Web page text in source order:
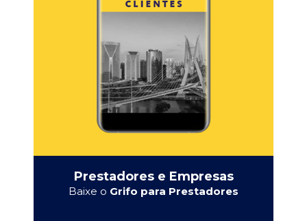
Prestadores e Empresas
Baixe o Grifo para Prestadores